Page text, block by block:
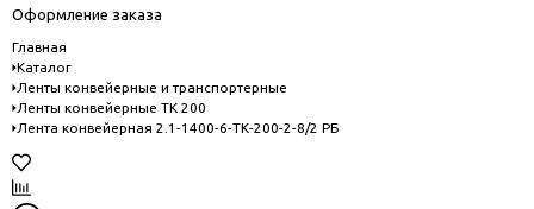
Оформление заказа
Главная
Каталог
Ленты конвейерные и транспортерные
Ленты конвейерные ТК 200
Лента конвейерная 2.1-1400-6-ТК-200-2-8/2 РБ